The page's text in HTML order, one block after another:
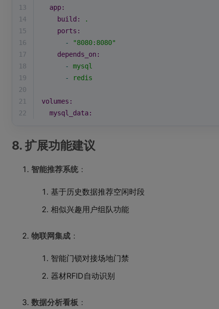
13
app:
14
build:
.
15
ports:
16
-
"8080:8080"
17
depends_on:
18
-
mysql
19
-
redis
20
21
volumes:
22
mysql_data:
8. 扩展功能建议
智能推荐系统：
基于历史数据推荐空闲时段
相似兴趣用户组队功能
物联网集成 ：
智能门锁对接场地门禁
器材RFID自动识别
数据分析看板 ：